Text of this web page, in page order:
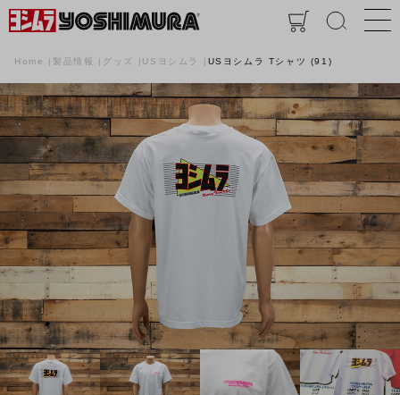
Home 製品情報 グッズ USヨシムラ USヨシムラ Tシャツ (91)